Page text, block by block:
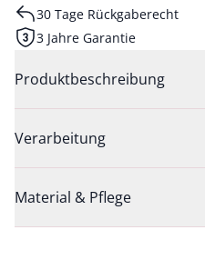
30 Tage Rückgaberecht
3 Jahre Garantie
Produktbeschreibung
Verarbeitung
Material & Pflege